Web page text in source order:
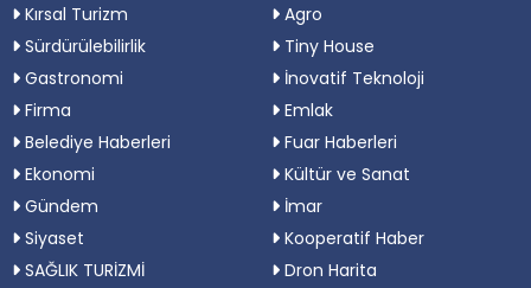
Kırsal Turizm
Agro
Sürdürülebilirlik
Tiny House
Gastronomi
İnovatif Teknoloji
Firma
Emlak
Belediye Haberleri
Fuar Haberleri
Ekonomi
Kültür ve Sanat
Gündem
İmar
Siyaset
Kooperatif Haber
SAĞLIK TURİZMİ
Dron Harita